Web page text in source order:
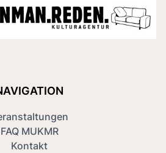
FAQ MUKMR
Kontakt